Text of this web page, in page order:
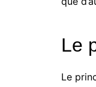
Le
Le